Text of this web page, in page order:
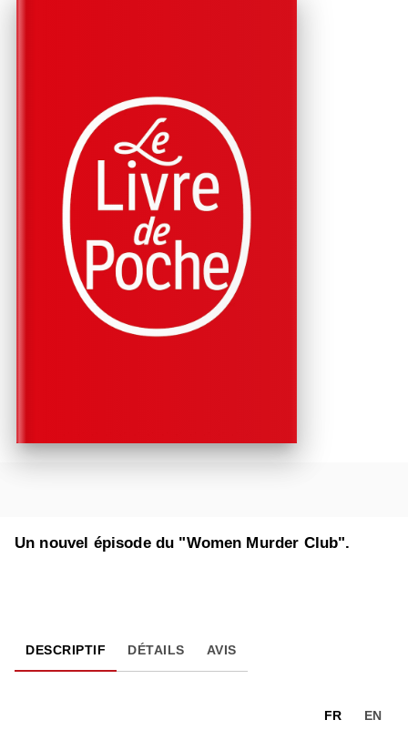
Un nouvel épisode du "Women Murder Club".
DESCRIPTIF DÉTAILS AVIS
FR EN